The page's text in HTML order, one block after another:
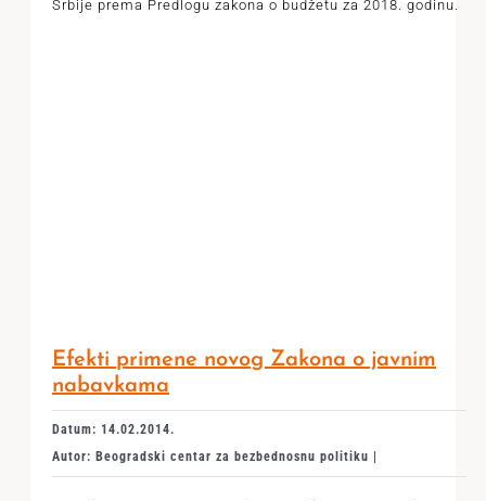
Srbije prema Predlogu zakona o budžetu za 2018. godinu.
Efekti primene novog Zakona o javnim
nabavkama
Datum: 14.02.2014.
Autor: Beogradski centar za bezbednosnu politiku |